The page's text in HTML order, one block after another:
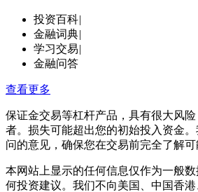
投资百科|
金融词典|
学习交易|
金融问答
查看更多
保证金交易等杠杆产品，具有很大风
者。损失可能超出您的初始投入资金
问的意见，确保您在交易前完全了解可
本网站上显示的任何信息仅作为一般
何投资建议。我们不向美国、中国香